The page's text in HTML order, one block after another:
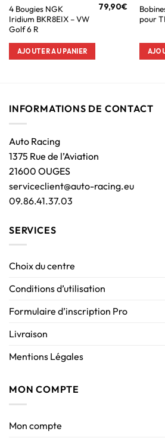
4 Bougies NGK
Iridium BKR8EIX – VW
Golf 6 R
79,90€
AJOUTER AU PANIER
pour
INFORMATIONS DE CONTACT
Auto Racing
1375 Rue de l’Aviation
21600 OUGES
serviceclient@auto-racing.eu
09.86.41.37.03
SERVICES
Choix du centre
Conditions d’utilisation
Formulaire d’inscription Pro
Livraison
Mentions Légales
MON COMPTE
Mon compte